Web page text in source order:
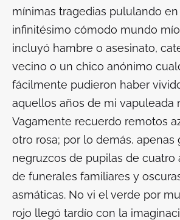
mínimas tragedias pululando en
infinitésimo cómodo mundo
incluyó hambre o asesinato,
vecino o un chico anónimo
fácilmente pudieron haber
aquellos años de mi vapuleada
Vagamente recuerdo remotos
otro rosa; por lo demás, apenas
negruzcos de pupilas de cuatro
de funerales familiares y
asmáticas. No vi el verde por
rojo llegó tardío con la